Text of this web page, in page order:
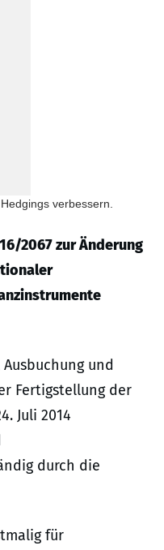
verbessern.
2067 zur Änderung
und
Fertigstellung der
Juli 2014
durch die
für